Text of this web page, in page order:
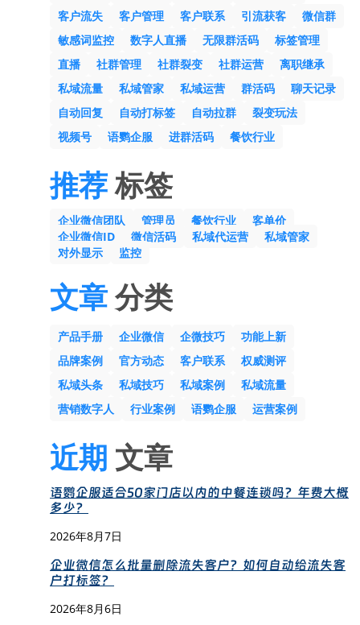
客户流失
客户管理 客户联系 引流获客
微信群
敏感词监控
数字人直播 无限群活码
标签管理
直播
社群管理 社群裂变 社群运营
离职继承
私域流量
私域管家 私域运营 群活码
聊天记录
自动回复
自动打标签 自动拉群
裂变玩法
视频号
语鹦企服 进群活码 餐饮行业
推荐标签
企业微信团队 管理员 餐饮行业
客单价
企业微信ID
微信活码 私域代运营
私域管家
对外显示
监控
文章分类
产品手册 企业微信 企微技巧
功能上新
品牌案例
官方动态 客户联系
权威测评
私域头条
私域技巧 私域案例
私域流量
营销数字人
行业案例 语鹦企服 运营案例
近期 文章
语鹦企服适合50家门店以内的中餐连锁吗？年费大概
多少？
2026年8月7日
企业微信怎么批量删除流失客户？如何自动给流失客
户打标签？
2026年8月6日